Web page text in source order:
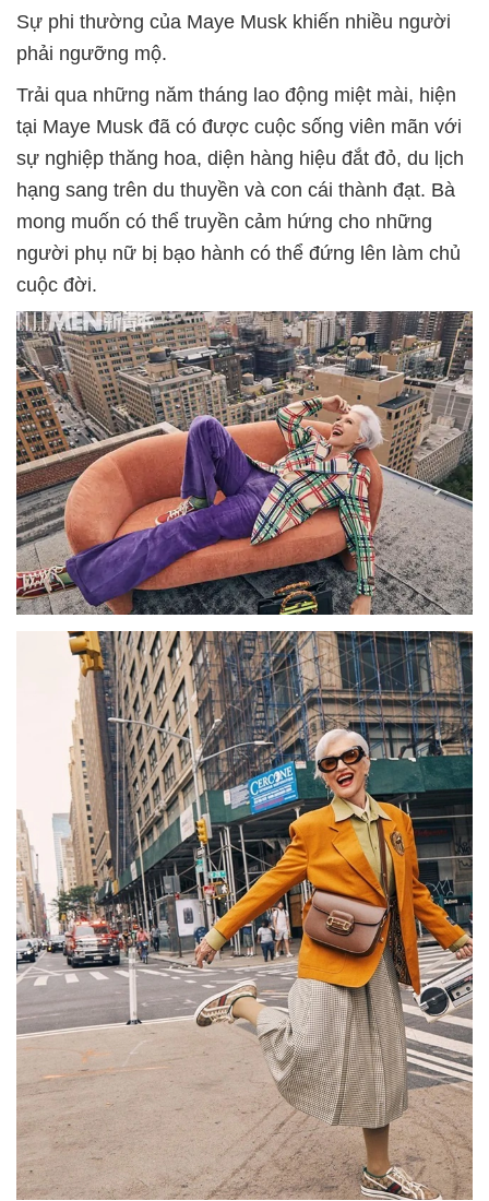
Sự phi thường của Maye Musk khiến nhiều người
phải ngưỡng mộ.
Trải qua những năm tháng lao động miệt mài, hiện
tại Maye Musk đã có được cuộc sống viên mãn với
sự nghiệp thăng hoa, diện hàng hiệu đắt đỏ, du lịch
hạng sang trên du thuyền và con cái thành đạt. Bà
mong muốn có thể truyền cảm hứng cho những
người phụ nữ bị bạo hành có thể đứng lên làm chủ
cuộc đời.